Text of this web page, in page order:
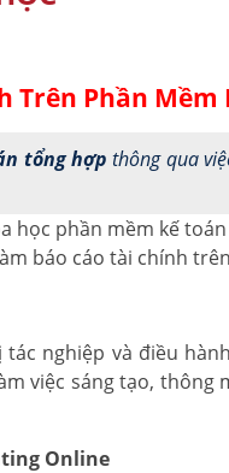
Trên Phần Mềm
tổng hợp thông qua
học phần mềm kế
báo cáo tài chính
nghiệp và điều
việc sáng tạo,
Online